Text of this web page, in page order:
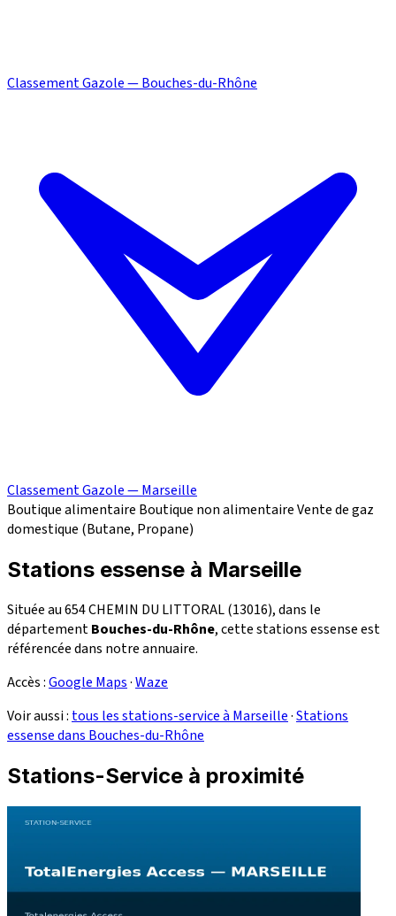
Classement Gazole — Bouches-du-Rhône
Classement Gazole — Marseille
Boutique alimentaire Boutique non alimentaireVente de gaz
domestique (Butane, Propane)
Stations essense à Marseille
Située au 654 CHEMIN DU LITTORAL (13016), dans le
départementBouches-du-Rhône, cette stations essense est
référencée dans notre annuaire.
Accès :Google Maps·Waze
Voir aussi : tous les stations-service à Marseille·Stations
essense dans Bouches-du-Rhône
Stations-Service à proximité